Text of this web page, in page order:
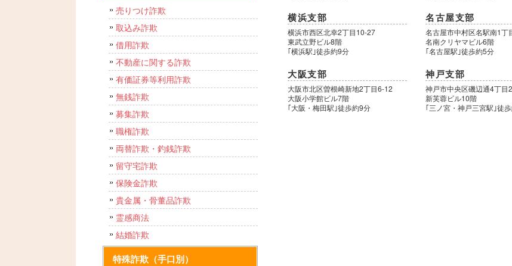
横浜支部
横浜市西区北幸2丁目10-27
東武立野ビル8階
｢横浜駅｣徒歩約9分
名古屋支部
名古屋市中村区名駅南1丁
名南クリヤマビル6階
｢名古屋駅｣徒歩約5分
大阪支部
大阪市北区曽根崎新地2丁目6-12
大阪小学館ビル7階
｢大阪・梅田駅｣徒歩約9分
神戸支部
神戸市中央区磯辺通4丁目
新芙蓉ビル10階
｢三ノ宮・神戸三宮駅｣徒
売りつけ詐欺
取込み詐欺
借用詐欺
不動産に関する詐欺
有価証券等利用詐欺
無銭詐欺
募集詐欺
職権詐欺
両替詐欺・釣銭詐欺
留守宅詐欺
保険金詐欺
貴金属・骨董品詐欺
霊感商法
結婚詐欺
特殊詐欺（手口別）